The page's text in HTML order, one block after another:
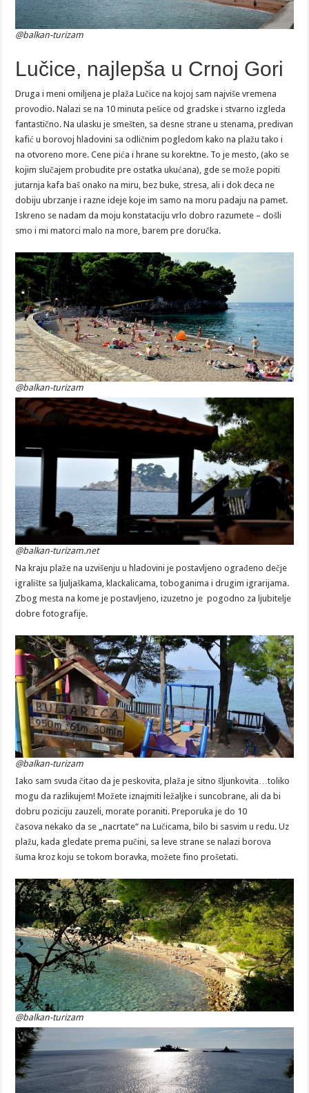
@balkan-turizam
Lučice, najlepša u Crnoj Gori
Druga i meni omiljena je plaža Lučice na kojoj sam najviše vremena
provodio. Nalazi se na 10 minuta pešice od gradske i stvarno izgleda
fantastično. Na ulasku je smešten, sa desne strane u stenama, predivan
kafić u borovoj hladovini sa odličnim pogledom kako na plažu tako i
na otvoreno more. Cene pića i hrane su korektne. To je mesto, (ako se
kojim slučajem probudite pre ostatka ukućana), gde se može popiti
jutarnja kafa baš onako na miru, bez buke, stresa, ali i dok deca ne
dobiju ubrzanje i razne ideje koje im samo na moru padaju na pamet.
Iskreno se nadam da moju konstataciju vrlo dobro razumete – došli
smo i mi matorci malo na more, barem pre doručka.
@balkan-turizam
@balkan-turizam.net
Na kraju plaže na uzvišenju u hladovini je postavljeno ograđeno dečje
igralište sa ljuljaškama, klackalicama, toboganima i drugim igrarijama.
Zbog mesta na kome je postavljeno, izuzetno je pogodno za ljubitelje
dobre fotografije.
@balkan-turizam
Iako sam svuda čitao da je peskovita, plaža je sitno šljunkovita…toliko
mogu da razlikujem! Možete iznajmiti ležaljke i suncobrane, ali da bi
dobru poziciju zauzeli, morate poraniti. Preporuka je do 10
časova nekako da se „nacrtate“ na Lučicama, bilo bi sasvim u redu. Uz
plažu, kada gledate prema pučini, sa leve strane se nalazi borova
šuma kroz koju se tokom boravka, možete fino prošetati.
@balkan-turizam